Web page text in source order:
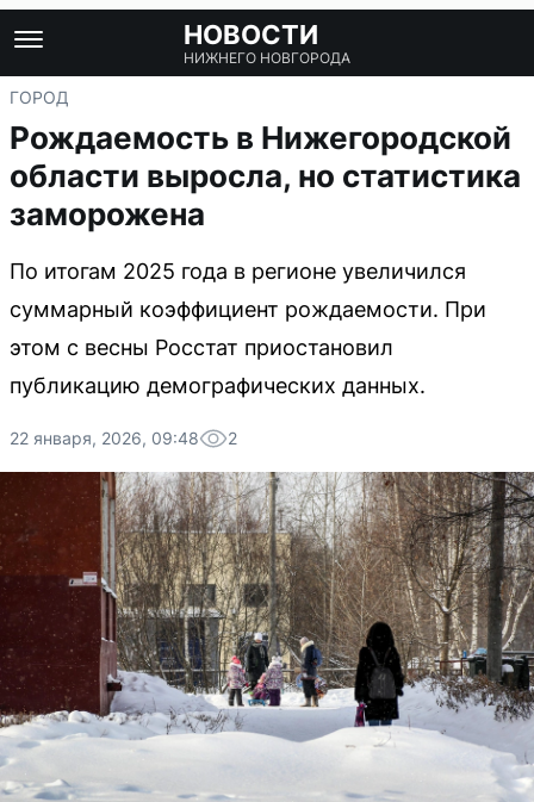
НОВОСТИ
НИЖНЕГО НОВГОРОДА
ГОРОД
Рождаемость в Нижегородской
области выросла, но статистика
заморожена
По итогам 2025 года в регионе увеличился
суммарный коэффициент рождаемости. При
этом с весны Росстат приостановил
публикацию демографических данных.
22 января, 2026, 09:48 2